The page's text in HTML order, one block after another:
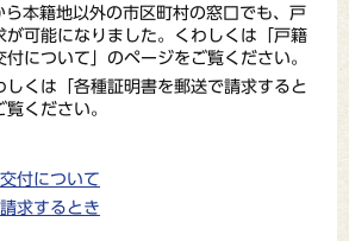
本籍地以外の市区町村の窓口でも、戸
が可能になりました。くわしくは「戸籍
について」のページをご覧ください。
しくは「各種証明書を郵送で請求すると
ください。
付について
求するとき